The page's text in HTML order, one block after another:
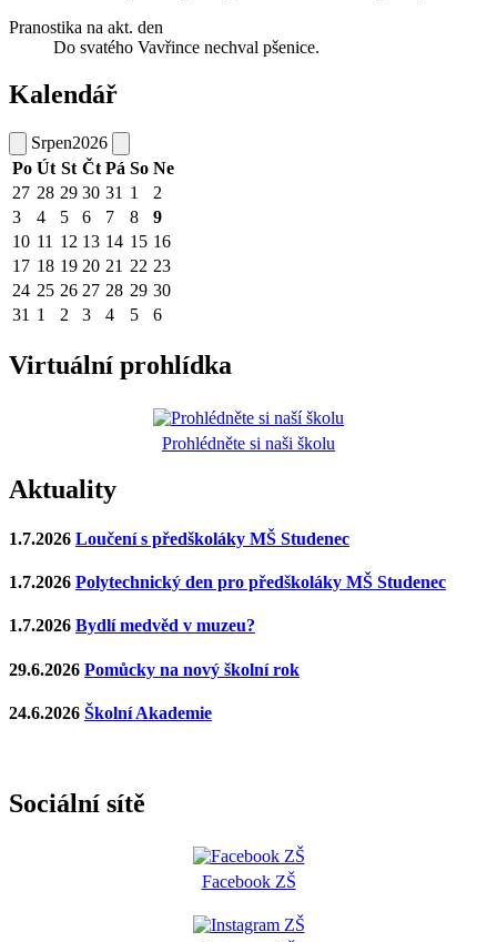
Pranostika na akt. den
Do svatého Vavřince nechval pšenice.
Kalendář
Srpen2026
Po Út St Čt Pá So Ne
27 28 29 30 31 1
2
3
4 5 6 7 8
9
10 11 12 13 14 15 16
17 18 19 20 21 22 23
24 25 26 27 28 29 30
31 1 2 3 4 5 6
Virtuální prohlídka
Prohlédněte si naši školu
Aktuality
1.7.2026 Loučení s předškoláky MŠ Studenec
1.7.2026 Polytechnický den pro předškoláky MŠ Studenec
1.7.2026 Bydlí medvěd v muzeu?
29.6.2026 Pomůcky na nový školní rok
24.6.2026 Školní Akademie
Sociální sítě
Facebook ZŠ